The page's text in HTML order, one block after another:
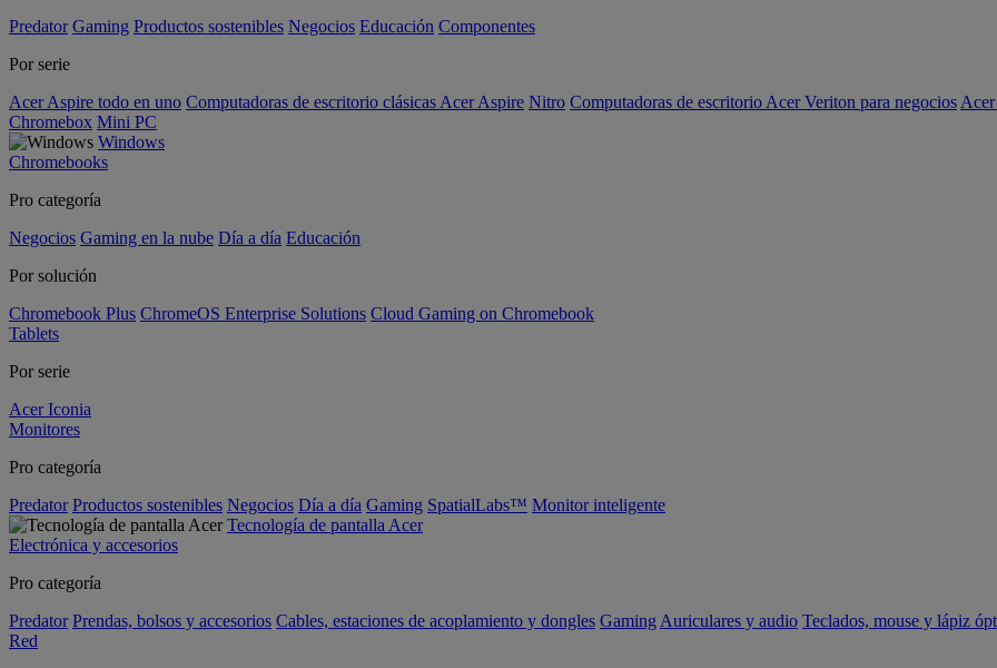
Predator Gaming Productos sostenibles Negocios Educación Componentes
Por serie
Acer Aspire todo en uno Computadoras de escritorio clásicas Acer Aspire Nitro Computadoras de escritorio Acer Veriton para negocios
Chromebox Mini PC
Windows
Chromebooks
Pro categoría
Negocios Gaming en la nube Día a día Educación
Por solución
Chromebook Plus ChromeOS Enterprise Solutions Cloud Gaming on Chromebook
Tablets
Por serie
Acer Iconia
Monitores
Pro categoría
Predator Productos sostenibles Negocios Día a día Gaming SpatialLabs™ Monitor inteligente
Tecnología de pantalla Acer
Electrónica y accesorios
Pro categoría
Predator Prendas, bolsos y accesorios Cables, estaciones de acoplamiento y dongles Gaming Auriculares y audio Teclados, mouse y lápiz
Red